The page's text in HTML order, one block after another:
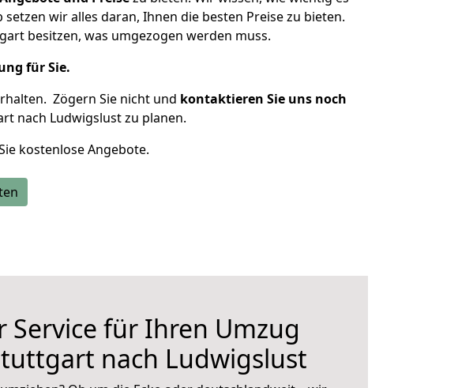
wir alles daran, Ihnen die besten Preise zu bieten.
besitzen, was umgezogen werden muss.
für Sie.
Zögern Sie nicht und kontaktieren Sie uns noch
nach Ludwigslust zu planen.
kostenlose Angebote.
Service für Ihren Umzug
nach Ludwigslust